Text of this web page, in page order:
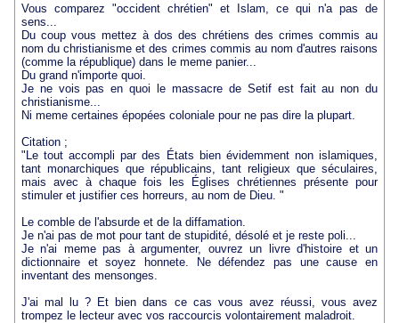
Vous comparez "occident chrétien" et Islam, ce qui n'a pas de
sens...
Du coup vous mettez à dos des chrétiens des crimes commis au
nom du christianisme et des crimes commis au nom d'autres raisons
(comme la république) dans le meme panier...
Du grand n'importe quoi.
Je ne vois pas en quoi le massacre de Setif est fait au non du
christianisme...
Ni meme certaines épopées coloniale pour ne pas dire la plupart.
Citation ;
"Le tout accompli par des États bien évidemment non islamiques,
tant monarchiques que républicains, tant religieux que séculaires,
mais avec à chaque fois les Églises chrétiennes présente pour
stimuler et justifier ces horreurs, au nom de Dieu. "
Le comble de l'absurde et de la diffamation.
Je n'ai pas de mot pour tant de stupidité, désolé et je reste poli...
Je n'ai meme pas à argumenter, ouvrez un livre d'histoire et un
dictionnaire et soyez honnete. Ne défendez pas une cause en
inventant des mensonges.
J'ai mal lu ? Et bien dans ce cas vous avez réussi, vous avez
trompez le lecteur avec vos raccourcis volontairement maladroit.